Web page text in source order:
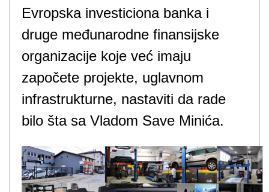
Evropska investiciona banka i
druge međunarodne finansijske
organizacije koje već imaju
započete projekte, uglavnom
infrastrukturne, nastaviti da rade
bilo šta sa Vladom Save Minića.